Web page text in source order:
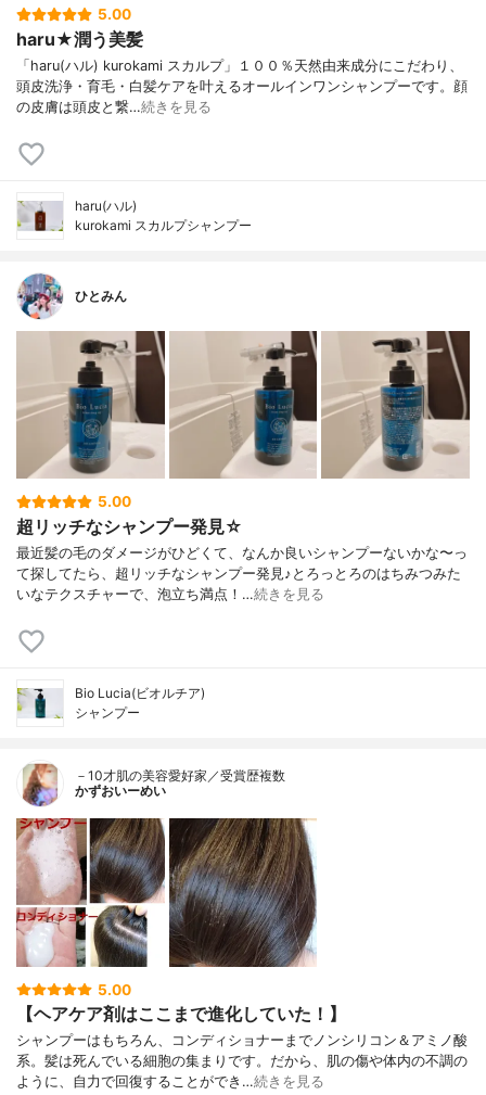
5.00
haru★潤う美髪
「haru(ハル) kurokami スカルプ」１００％天然由来成分にこだわり、
頭皮洗浄・育毛・白髪ケアを叶えるオールインワンシャンプーです。顔
の皮膚は頭皮と繋…続きを見る
haru(ハル)
kurokami スカルプシャンプー
ひとみん
5.00
超リッチなシャンプー発見☆
最近髪の毛のダメージがひどくて、なんか良いシャンプーないかな〜っ
て探してたら、超リッチなシャンプー発見♪とろっとろのはちみつみた
いなテクスチャーで、泡立ち満点！…続きを見る
Bio Lucia(ビオルチア)
シャンプー
－10才肌の美容愛好家／受賞歴複数
かずおいーめい
5.00
【ヘアケア剤はここまで進化していた！】
シャンプーはもちろん、コンディショナーまでノンシリコン＆アミノ酸
系。髪は死んでいる細胞の集まりです。だから、肌の傷や体内の不調の
ように、自力で回復することができ…続きを見る